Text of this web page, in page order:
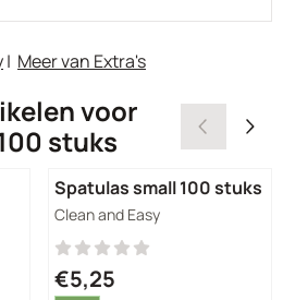
| Meer van Extra's
voor
stuks
Spatulas small 100 stuks
Merk:
Clean and Easy
Prijs: 5,25
€5,25